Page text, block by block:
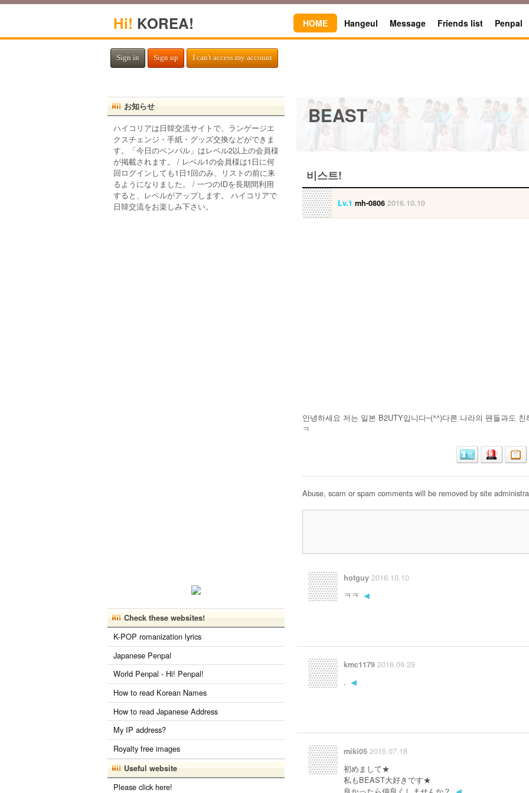
Hi! KOREA! HOME Hangeul Message Friends list Penpal
Sign in Sign up I can't access my account
お知らせ
ハイコリアは日韓交流サイトで、ランゲージエ
クスチェンジ・手紙・グッズ交換などができま
す。「今日のペンパル」はレベル2以上の会員様
が掲載されます。 / レベル1の会員様は1日に何
回ログインしても1日1回のみ、リストの前に来
るようになりました。 / 一つのIDを長期間利用
すると、レベルがアップします。 ハイコリアで
日韓交流をお楽しみ下さい。
BEAST
비스트!
Lv.1 mh-0806 2016.10.10
안녕하세요 저는 일본 B2UTY입니다~(^^)다른 나라의 팬들과도
ㅋ
Abuse, scam or spam comments will be removed by site
hotguy 2016.10.10
ㅋㅋ ◀
kmc1179 2016.09.29
. ◀
miki05 2015.07.18
初めまして★
私もBEAST大好きです★
良かったら仲良くしませんか？ ◀
Check these websites!
K-POP romanization lyrics
Japanese Penpal
World Penpal - Hi! Penpal!
How to read Korean Names
How to read Japanese Address
My IP address?
Royalty free images
Useful website
Please click here!